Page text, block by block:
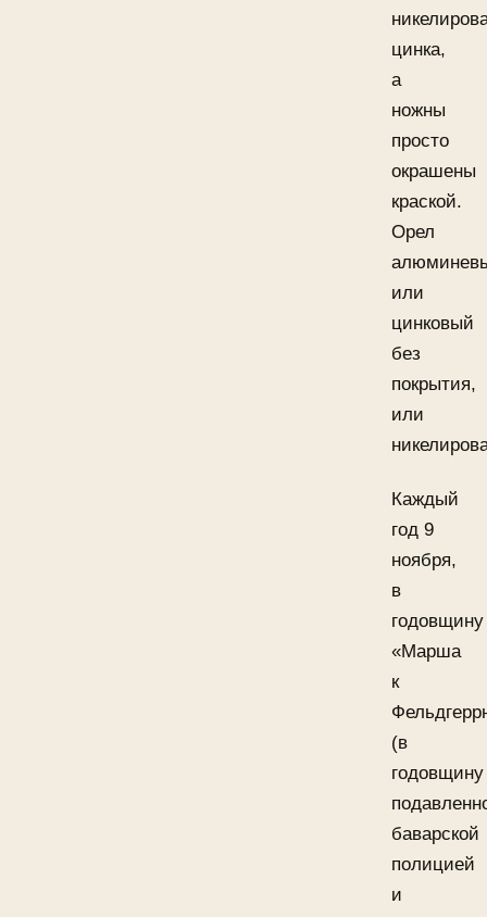
цинка,
а
ножны
просто
окрашены
краской.
Орел
или
цинковый
без
покрытия,
или
Каждый
год 9
ноября,
в
годовщину
«Марша
к
(в
годовщину
баварской
полицией
и